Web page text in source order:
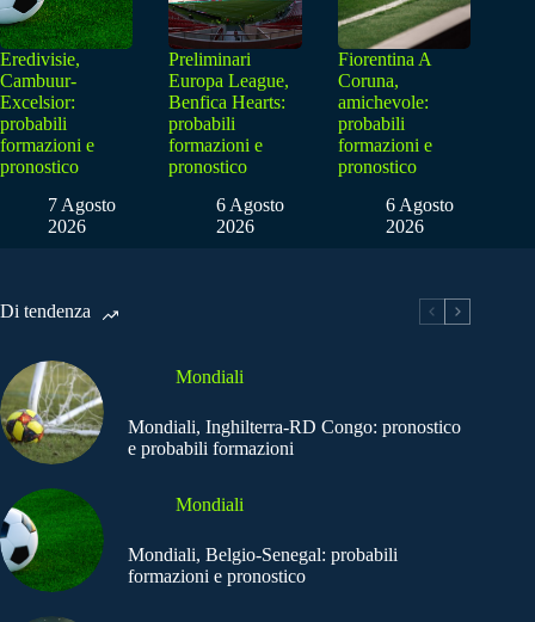
Eredivisie,
Cambuur-
Excelsior:
probabili
formazioni e
pronostico
7 Agosto
2026
Preliminari
Europa League,
Benfica Hearts:
probabili
formazioni e
pronostico
6 Agosto
2026
Fiorentina A
Coruna,
amichevole:
probabili
formazioni e
pronostico
6 Agosto
2026
Di tendenza
Mondiali
Mondiali, Inghilterra-RD Congo: pronostico
e probabili formazioni
Mondiali
Mondiali, Belgio-Senegal: probabili
formazioni e pronostico